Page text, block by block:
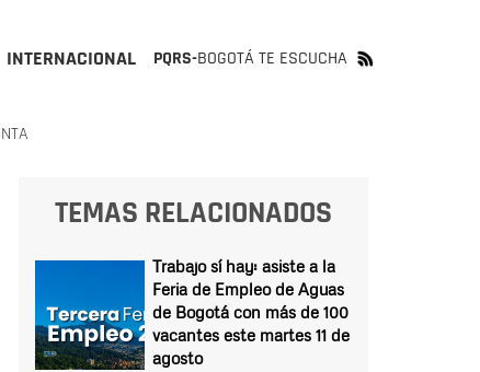
INTERNACIONAL PQRS-BOGOTÁ TE ESCUCHA
TEMAS RELACIONADOS
Trabajo sí hay: asiste a la
Feria de Empleo de Aguas
de Bogotá con más de 100
vacantes este martes 11 de
agosto